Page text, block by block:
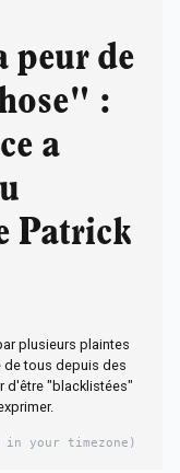
peur de
:
a
Patrick
plusieurs plaintes
de tous depuis des
d'être "blacklistées"
in your timezone)